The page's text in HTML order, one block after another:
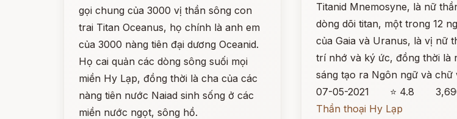
gọi chung của 3000 vị thần sông con
trai Titan Oceanus, họ chính là anh em
của 3000 nàng tiên đại dương Oceanid.
Họ cai quản các dòng sông suối mọi
miền Hy Lạp, đồng thời là cha của các
nàng tiên nước Naiad sinh sống ở các
miền nước ngọt, sông hồ.
Titanid Mnemosyne, là nữ
dòng dõi titan, một trong 12
của Gaia và Uranus, là vị nữ
trí nhớ và ký ức, đồng thời là
sáng tạo ra Ngôn ngữ và chữ
07-05-2021
⭐ 4.8
Thần thoại Hy Lạp